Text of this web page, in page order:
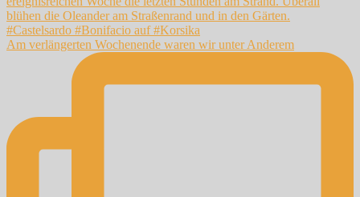
Am verlängerten Wochenende waren wir unter Anderem